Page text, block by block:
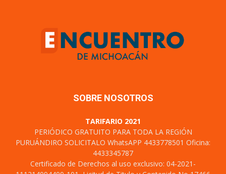
SOBRE NOSOTROS
TARIFARIO 2021
PERIÓDICO GRATUITO PARA TODA LA REGIÓN
PURUÁNDIRO SOLICITALO WhatsAPP 4433778501 Oficina:
4433345787
Certificado de Derechos al uso exclusivo: 04-2021-